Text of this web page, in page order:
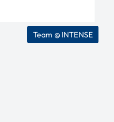
Team @ INTENSE